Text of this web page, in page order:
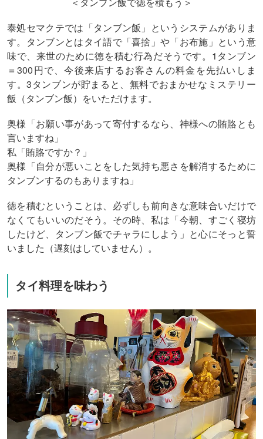
＜タンブン飯で徳を積もう＞
泰処セマクテでは「タンブン飯」というシステムがありま
す。タンブンとはタイ語で「喜捨」や「お布施」という意
味で、来世のために徳を積む行為だそうです。1タンブン
＝300円で、今後来店するお客さんの料金を先払いしま
す。3タンブンが貯まると、無料でおまかせなミステリー
飯（タンブン飯）をいただけます。
奥様「お願い事があって寄付するなら、神様への賄賂とも
言いますね」
私「賄賂ですか？」
奥様「自分が悪いことをした気持ち悪さを解消するために
タンブンするのもありますね」
徳を積むということは、必ずしも前向きな意味合いだけで
なくてもいいのだそう。その時、私は「今朝、すごく寝坊
したけど、タンブン飯でチャラにしよう」と心にそっと誓
いました（遅刻はしていません）。
タイ料理を味わう